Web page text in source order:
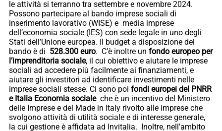
le attività si terranno tra settembre e novembre 2024.
Possono partecipare al bando imprese sociali di
inserimento lavorativo (WISE) e media imprese
dell’economia sociale (IES) con sede legale in uno degli
Stati dell’Unione europea. Il budget a disposizione del
bando è di 528.300 euro. C’è inoltre un fondo europeo per
l’imprenditoria sociale, il cui obiettivo e aiutare le imprese
sociali ad accedere più facilmente ai finanziamenti, e
aiutare gli investitori ad identificare investimenti nelle
imprese sociali stesse. Ci sono poi fondi europei del PNRR
e Italia Economia socialeche è un incentivo del Ministero
delle Imprese e del Made in Italy rivolto alle imprese che
svolgono attività di utilità sociale e di interesse generale,
la cui gestione è affidata ad Invitalia. Inoltre, nell’ambito